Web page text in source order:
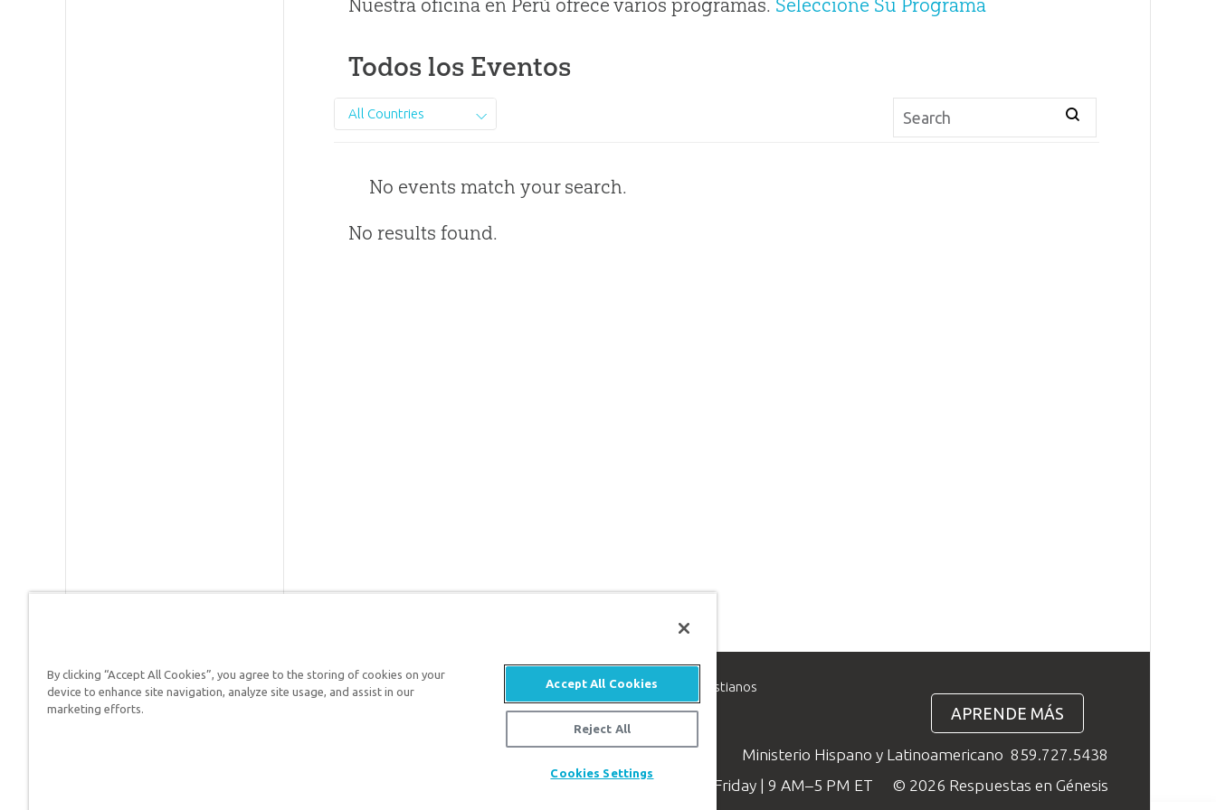
Nuestra oficina en Perú ofrece varios programas. Seleccione Su Programa
Todos los Eventos
All Countries
No events match your search.
No results found.
Respuestas en Génesis es un ministerio de apologética, dedicado a ayudar a los cristianos
defender su fe y proclamar el evangelio de Jesucristo.
APRENDE MÁS
Ministerio Hispano y Latinoamericano 859.727.5438
Available Monday–Friday | 9 AM–5 PM ET
© 2026 Respuestas en Génesis
By clicking “Accept All Cookies”, you agree to the storing of cookies on your
device to enhance site navigation, analyze site usage, and assist in our
marketing efforts.
Accept All Cookies
Reject All
Cookies Settings